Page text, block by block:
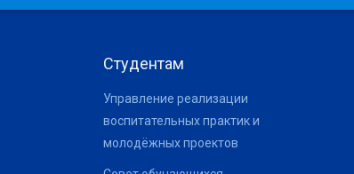
Студентам
Управление реализации
воспитательных практик и
молодёжных проектов